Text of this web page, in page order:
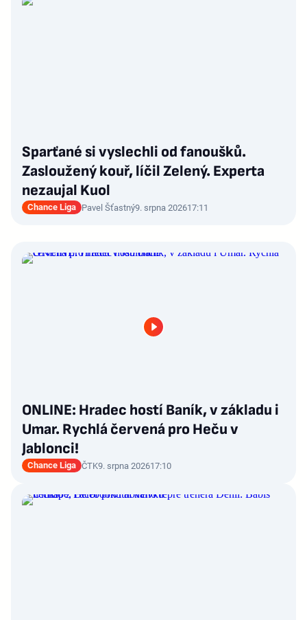
Sparťané si vyslechli od fanoušků.
Zasloužený kouř, líčil Zelený. Experta
nezaujal Kuol
Chance Liga Pavel Šťastný9. srpna 202617:11
ONLINE: Hradec hostí Baník, v základu i
Umar. Rychlá červená pro Heču v
Jablonci!
Chance Liga ČTK9. srpna 202617:10